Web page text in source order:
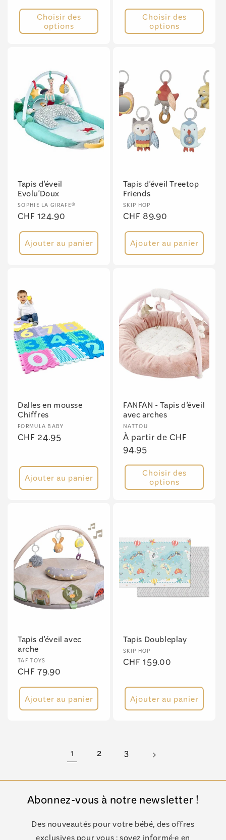
Choisir des
options
Choisir des
options
Tapis d'éveil
Evolu'Doux
Fournisseur :
SOPHIE LA GIRAFE®
Prix
habituel
CHF 124.90
Ajouter au panier
Tapis d'éveil Treetop
Friends
Fournisseur :
SKIP HOP
Prix
habituel
CHF 89.90
Ajouter au panier
Dalles en mousse
Chiffres
Fournisseur :
FORMULA BABY
Prix
CHF 24.95
Ajouter au panier
FANFAN - Tapis d'éveil
avec arches
Fournisseur :
NATTOU
Prix
habituel
À partir de CHF
94.95
Choisir des
options
Tapis d'éveil avec
arche
Fournisseur :
TAF TOYS
Prix
habituel
CHF 79.90
Ajouter au panier
Tapis Doubleplay
Fournisseur :
SKIP HOP
Prix
CHF 159.00
Ajouter au panier
1 2 3
Abonnez-vous à notre newsletter !
Des nouveautés pour votre bébé, des offres